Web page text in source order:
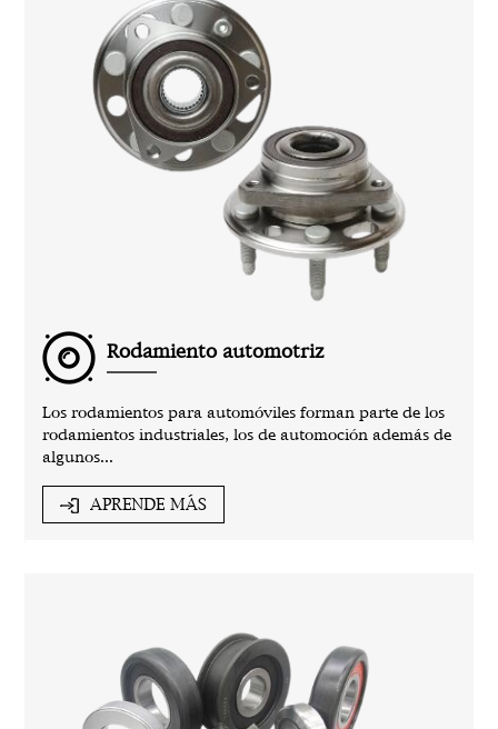
Rodamiento automotriz
Los rodamientos para automóviles forman parte de los
rodamientos industriales, los de automoción además de
algunos...
APRENDE MÁS